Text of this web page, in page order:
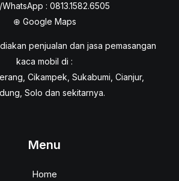
: 0813.1582.6505
⊕ Google Maps
penjualan dan jasa pemasangan
kaca mobil di :
Cikampek, Sukabumi, Cianjur,
Solo dan sekitarnya.
Menu
Home